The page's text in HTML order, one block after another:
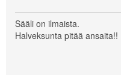
Sääli on ilmaista.
Halveksunta pitää ansaita!!